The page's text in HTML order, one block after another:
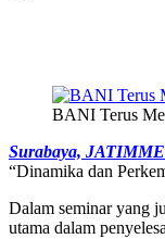
BANI Terus
Surabaya,
“Dinamika dan
Dalam seminar yang
utama dalam